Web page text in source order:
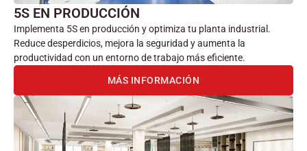
5S EN PRODUCCIÓN
Implementa 5S en producción y optimiza tu planta industrial.
Reduce desperdicios, mejora la seguridad y aumenta la
productividad con un entorno de trabajo más eficiente.
MÁS INFORMACIÓN